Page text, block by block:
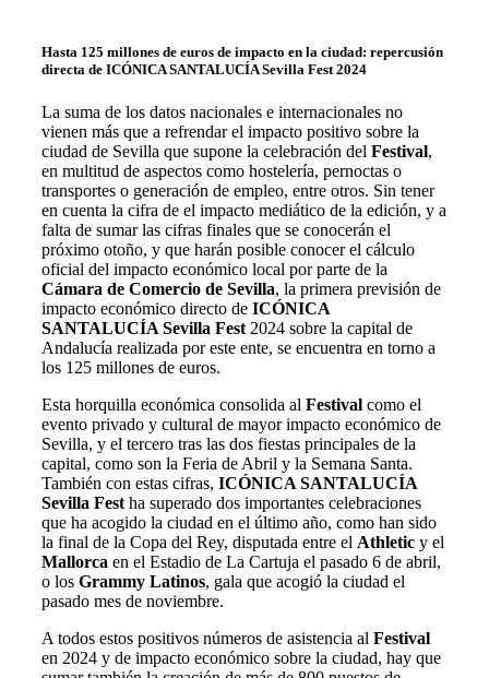
Hasta 125 millones de euros de impacto en la ciudad: repercusión
directa de ICÓNICA SANTALUCÍA Sevilla Fest 2024
La suma de los datos nacionales e internacionales no
vienen más que a refrendar el impacto positivo sobre la
ciudad de Sevilla que supone la celebración del Festival,
en multitud de aspectos como hostelería, pernoctas o
transportes o generación de empleo, entre otros. Sin tener
en cuenta la cifra de el impacto mediático de la edición, y a
falta de sumar las cifras finales que se conocerán el
próximo otoño, y que harán posible conocer el cálculo
oficial del impacto económico local por parte de la
Cámara de Comercio de Sevilla, la primera previsión de
impacto económico directo de ICÓNICA
SANTALUCÍA Sevilla Fest 2024 sobre la capital de
Andalucía realizada por este ente, se encuentra en torno a
los 125 millones de euros.
Esta horquilla económica consolida al Festival como el
evento privado y cultural de mayor impacto económico de
Sevilla, y el tercero tras las dos fiestas principales de la
capital, como son la Feria de Abril y la Semana Santa.
También con estas cifras, ICÓNICA SANTALUCÍA
Sevilla Fest ha superado dos importantes celebraciones
que ha acogido la ciudad en el último año, como han sido
la final de la Copa del Rey, disputada entre el Athletic y el
Mallorca en el Estadio de La Cartuja el pasado 6 de abril,
o los Grammy Latinos, gala que acogió la ciudad el
pasado mes de noviembre.
A todos estos positivos números de asistencia al Festival
en 2024 y de impacto económico sobre la ciudad, hay que